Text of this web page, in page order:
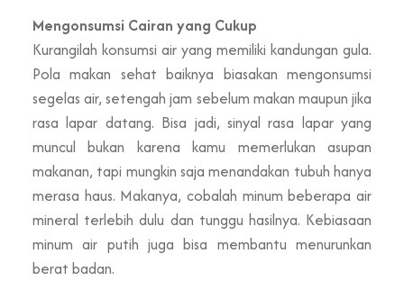
Mengonsumsi Cairan yang Cukup
Kurangilah konsumsi air yang memiliki kandungan gula.
Pola makan sehat baiknya biasakan mengonsumsi
segelas air, setengah jam sebelum makan maupun jika
rasa lapar datang. Bisa jadi, sinyal rasa lapar yang
muncul bukan karena kamu memerlukan asupan
makanan, tapi mungkin saja menandakan tubuh hanya
merasa haus. Makanya, cobalah minum beberapa air
mineral terlebih dulu dan tunggu hasilnya. Kebiasaan
minum air putih juga bisa membantu menurunkan
berat badan.